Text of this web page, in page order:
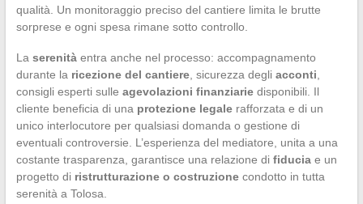
qualità. Un monitoraggio preciso del cantiere limita le brutte
sorprese e ogni spesa rimane sotto controllo.
La serenitàentra anche nel processo: accompagnamento
durante la ricezione del cantiere, sicurezza degli acconti
consigli esperti sulle agevolazioni finanziariedisponibili. Il
cliente beneficia di una protezione legalerafforzata e di un
unico interlocutore per qualsiasi domanda o gestione di
eventuali controversie. L’esperienza del mediatore, unita a una
costante trasparenza, garantisce una relazione di fiduciae un
progetto di ristrutturazione o costruzionecondotto in tutta
serenità a Tolosa.